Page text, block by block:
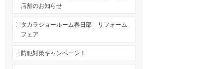
店舗のお知らせ
タカラショールーム春日部 リフォーム
フェア
防犯対策キャンペーン！